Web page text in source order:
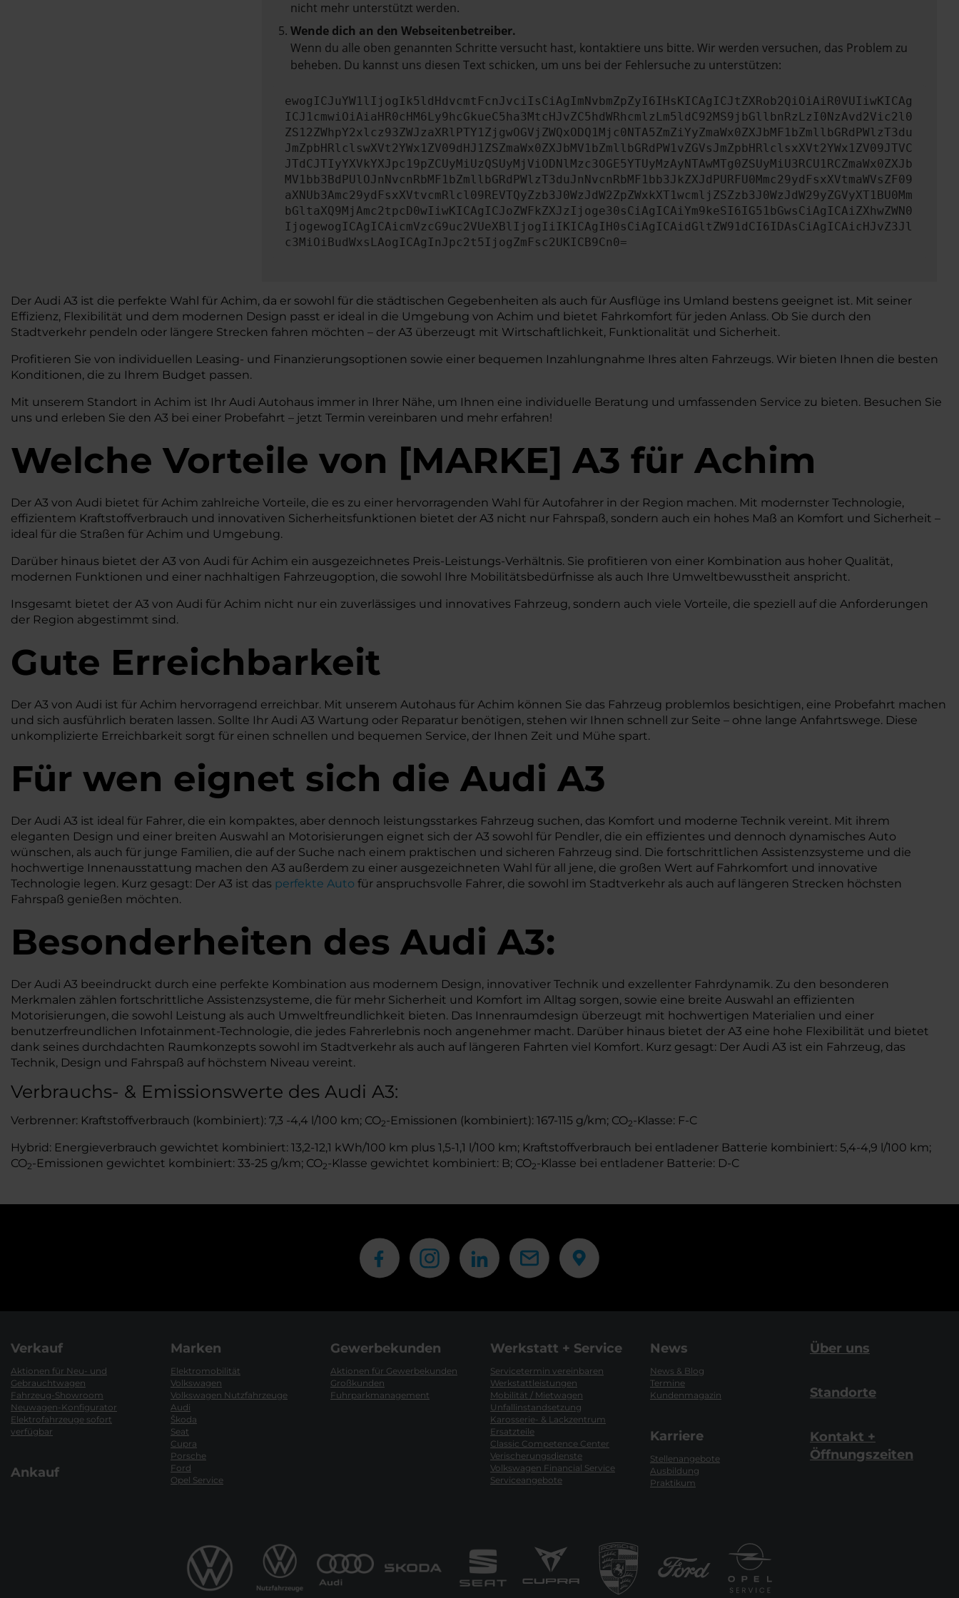
nicht mehr unterstützt werden.
Wende dich an den Webseitenbetreiber.
Wenn du alle oben genannten Schritte versucht hast, kontaktiere uns bitte. Wir werden versuchen, das Problem zu
beheben. Du kannst uns diesen Text schicken, um uns bei der Fehlersuche zu unterstützen:
ewogICJuYW1lIjogIk5ldHdvcmtFcnJvciIsCiAgImNvbmZpZyI6IHsKICAgICJtZXRob2QiOiAiR0VUIiwKICAg
ICJ1cmwiOiAiaHR0cHM6Ly9hcGkueC5ha3MtcHJvZC5hdWRhcmlzLm5ldC92MS9jbGllbnRzLzI0NzAvd2Vic2l0
ZS12ZWhpY2xlcz93ZWJzaXRlPTY1ZjgwOGVjZWQxODQ1Mjc0NTA5ZmZiYyZmaWx0ZXJbMF1bZmllbGRdPWlzT3du
JmZpbHRlclswXVt2YWx1ZV09dHJ1ZSZmaWx0ZXJbMV1bZmllbGRdPW1vZGVsJmZpbHRlclsxXVt2YWx1ZV09JTVC
JTdCJTIyYXVkYXJpc19pZCUyMiUzQSUyMjViODNlMzc3OGE5YTUyMzAyNTAwMTg0ZSUyMiU3RCU1RCZmaWx0ZXJb
MV1bb3BdPUlOJnNvcnRbMF1bZmllbGRdPWlzT3duJnNvcnRbMF1bb3JkZXJdPURFU0Mmc29ydFsxXVtmaWVsZF09
aXNUb3Amc29ydFsxXVtvcmRlcl09REVTQyZzb3J0WzJdW2ZpZWxkXT1wcmljZSZzb3J0WzJdW29yZGVyXT1BU0Mm
bGltaXQ9MjAmc2tpcD0wIiwKICAgICJoZWFkZXJzIjoge30sCiAgICAiYm9keSI6IG51bGwsCiAgICAiZXhwZWN0
IjogewogICAgICAicmVzcG9uc2VUeXBlIjogIiIKICAgIH0sCiAgICAidGltZW91dCI6IDAsCiAgICAicHJvZ3Jl
c3MiOiBudWxsLAogICAgInJpc2t5IjogZmFsc2UKICB9Cn0=
Der Audi A3 ist die perfekte Wahl für Achim, da er sowohl für die städtischen Gegebenheiten als auch für Ausflüge ins Umland bestens geeignet ist. Mit seiner
Effizienz, Flexibilität und dem modernen Design passt er ideal in die Umgebung von Achim und bietet Fahrkomfort für jeden Anlass. Ob Sie durch den
Stadtverkehr pendeln oder längere Strecken fahren möchten – der A3 überzeugt mit Wirtschaftlichkeit, Funktionalität und Sicherheit.
Profitieren Sie von individuellen Leasing- und Finanzierungsoptionen sowie einer bequemen Inzahlungnahme Ihres alten Fahrzeugs. Wir bieten Ihnen die besten
Konditionen, die zu Ihrem Budget passen.
Mit unserem Standort in Achim ist Ihr Audi Autohaus immer in Ihrer Nähe, um Ihnen eine individuelle Beratung und umfassenden Service zu bieten. Besuchen Sie
uns und erleben Sie den A3 bei einer Probefahrt – jetzt Termin vereinbaren und mehr erfahren!
Welche Vorteile von [MARKE] A3 für Achim
Der A3 von Audi bietet für Achim zahlreiche Vorteile, die es zu einer hervorragenden Wahl für Autofahrer in der Region machen. Mit modernster Technologie,
effizientem Kraftstoffverbrauch und innovativen Sicherheitsfunktionen bietet der A3 nicht nur Fahrspaß, sondern auch ein hohes Maß an Komfort und Sicherheit –
ideal für die Straßen für Achim und Umgebung.
Darüber hinaus bietet der A3 von Audi für Achim ein ausgezeichnetes Preis-Leistungs-Verhältnis. Sie profitieren von einer Kombination aus hoher Qualität,
modernen Funktionen und einer nachhaltigen Fahrzeugoption, die sowohl Ihre Mobilitätsbedürfnisse als auch Ihre Umweltbewusstheit anspricht.
Insgesamt bietet der A3 von Audi für Achim nicht nur ein zuverlässiges und innovatives Fahrzeug, sondern auch viele Vorteile, die speziell auf die Anforderungen
der Region abgestimmt sind.
Gute Erreichbarkeit
Der A3 von Audi ist für Achim hervorragend erreichbar. Mit unserem Autohaus für Achim können Sie das Fahrzeug problemlos besichtigen, eine Probefahrt machen
und sich ausführlich beraten lassen. Sollte Ihr Audi A3 Wartung oder Reparatur benötigen, stehen wir Ihnen schnell zur Seite – ohne lange Anfahrtswege. Diese
unkomplizierte Erreichbarkeit sorgt für einen schnellen und bequemen Service, der Ihnen Zeit und Mühe spart.
Für wen eignet sich die Audi A3
Der Audi A3 ist ideal für Fahrer, die ein kompaktes, aber dennoch leistungsstarkes Fahrzeug suchen, das Komfort und moderne Technik vereint. Mit ihrem
eleganten Design und einer breiten Auswahl an Motorisierungen eignet sich der A3 sowohl für Pendler, die ein effizientes und dennoch dynamisches Auto
wünschen, als auch für junge Familien, die auf der Suche nach einem praktischen und sicheren Fahrzeug sind. Die fortschrittlichen Assistenzsysteme und die
hochwertige Innenausstattung machen den A3 außerdem zu einer ausgezeichneten Wahl für all jene, die großen Wert auf Fahrkomfort und innovative
Technologie legen. Kurz gesagt: Der A3 ist das perfekte Auto für anspruchsvolle Fahrer, die sowohl im Stadtverkehr als auch auf längeren Strecken höchsten
Fahrspaß genießen möchten.
Besonderheiten des Audi A3:
Der Audi A3 beeindruckt durch eine perfekte Kombination aus modernem Design, innovativer Technik und exzellenter Fahrdynamik. Zu den besonderen
Merkmalen zählen fortschrittliche Assistenzsysteme, die für mehr Sicherheit und Komfort im Alltag sorgen, sowie eine breite Auswahl an effizienten
Motorisierungen, die sowohl Leistung als auch Umweltfreundlichkeit bieten. Das Innenraumdesign überzeugt mit hochwertigen Materialien und einer
benutzerfreundlichen Infotainment-Technologie, die jedes Fahrerlebnis noch angenehmer macht. Darüber hinaus bietet der A3 eine hohe Flexibilität und bietet
dank seines durchdachten Raumkonzepts sowohl im Stadtverkehr als auch auf längeren Fahrten viel Komfort. Kurz gesagt: Der Audi A3 ist ein Fahrzeug, das
Technik, Design und Fahrspaß auf höchstem Niveau vereint.
Verbrauchs- & Emissionswerte des Audi A3:
Verbrenner: Kraftstoffverbrauch (kombiniert): 7,3 -4,4 l/100 km; CO2-Emissionen (kombiniert): 167-115 g/km; CO2-Klasse: F-C
Hybrid: Energieverbrauch gewichtet kombiniert: 13,2-12,1 kWh/100 km plus 1,5-1,1 l/100 km; Kraftstoffverbrauch bei entladener Batterie kombiniert: 5,4-4,9 l/100 km;
CO2-Emissionen gewichtet kombiniert: 33-25 g/km; CO2-Klasse gewichtet kombiniert: B; CO2-Klasse bei entladener Batterie: D-C
Verkauf
Aktionen für Neu- und
Gebrauchtwagen
Fahrzeug-Showroom
Neuwagen-Konfigurator
Elektrofahrzeuge sofort
verfügbar
Ankauf
Marken
Elektromobilität
Volkswagen
Volkswagen Nutzfahrzeuge
Audi
Škoda
Seat
Cupra
Porsche
Ford
Opel Service
Gewerbekunden
Aktionen für Gewerbekunden
Großkunden
Fuhrparkmanagement
Werkstatt + Service
Servicetermin vereinbaren
Werkstattleistungen
Mobilität / Mietwagen
Unfallinstandsetzung
Karosserie- & Lackzentrum
Ersatzteile
Classic Competence Center
Verischerungsdienste
Volkswagen Financial Service
Serviceangebote
News
News & Blog
Termine
Kundenmagazin
Karriere
Stellenangebote
Ausbildung
Praktikum
Über uns
Standorte
Kontakt +
Öffnungszeiten